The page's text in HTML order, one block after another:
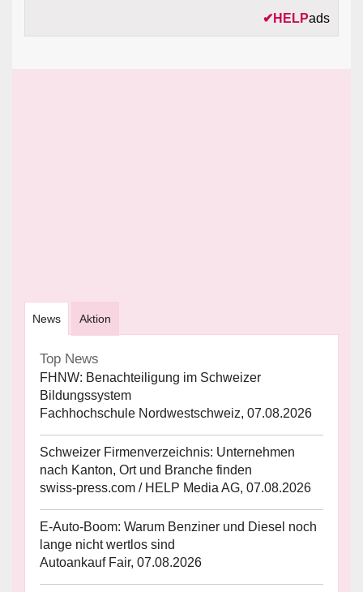
✔ HELPads
News Aktion
Top News
FHNW: Benachteiligung im Schweizer
Bildungssystem
Fachhochschule Nordwestschweiz, 07.08.2026
Schweizer Firmenverzeichnis: Unternehmen
nach Kanton, Ort und Branche finden
swiss-press.com / HELP Media AG, 07.08.2026
E-Auto-Boom: Warum Benziner und Diesel noch
lange nicht wertlos sind
Autoankauf Fair, 07.08.2026